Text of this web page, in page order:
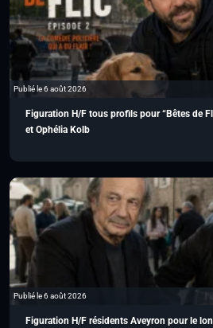
Publié le 6 août 2026
Figuration H/F tous profils pour “Bêtes de
et Ophélia Kolb
Publié le 6 août 2026
Figuration H/F résidents Aveyron pour le